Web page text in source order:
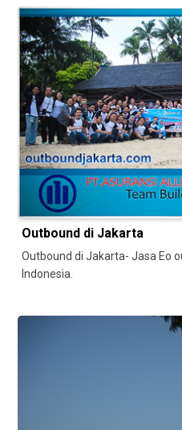
Outbound di Jakarta
Outbound di Jakarta- Jasa Eo
Indonesia.